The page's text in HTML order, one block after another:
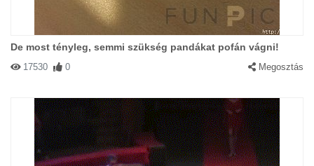
De most tényleg, semmi szükség pandákat pofán vágni!
17530 0 Megosztás